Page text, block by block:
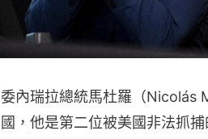
委內瑞拉總統馬杜羅（Nicolás
國，他是第二位被美國非法抓